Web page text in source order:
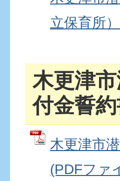
立保育所
木更津
付金誓
木更津市
(PDFファ